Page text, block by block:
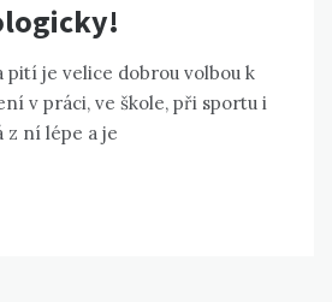
pití je velice dobrou volbou k
v práci, ve škole, při sportu i
z ní lépe a je